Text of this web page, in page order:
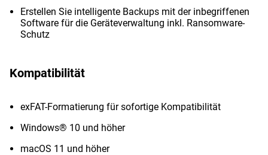
Erstellen Sie intelligente Backups mit der inbegriffenen
Software für die Geräteverwaltung inkl. Ransomware-
Schutz
Kompatibilität
exFAT-Formatierung für sofortige Kompatibilität
Windows® 10 und höher
macOS 11 und höher